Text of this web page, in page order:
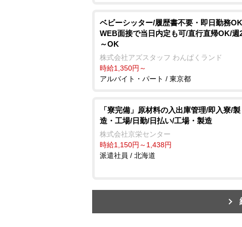
ベビーシッター/履歴書不要・即日勤務
WEB面接で当日内定も可/直行直帰OK/週
～OK
株式会社アズスタッフ わんぱくランド
時給1,350円～
アルバイト・パート / 東京都
「寮完備」原材料の入出庫管理/即入寮/製
造・工場/日勤/日払い/工場・製造
株式会社京栄センター
時給1,150円～1,438円
派遣社員 / 北海道